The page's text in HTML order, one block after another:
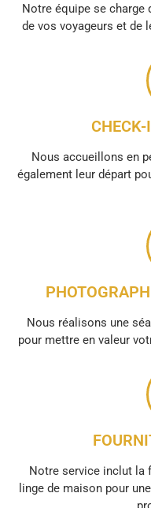
Notre équipe se charge
de vos voyageurs et de
Nous accueillons en
également leur départ
Nous réalisons une
pour mettre en valeur
Notre service inclut la
linge de maison pour